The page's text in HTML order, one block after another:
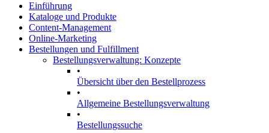
Einführung
Kataloge und Produkte
Content-Management
Online-Marketing
Bestellungen und Fulfillment
Bestellungsverwaltung: Konzepte
•
Übersicht über den Bestellprozess
•
Allgemeine Bestellungsverwaltung
•
Bestellungssuche